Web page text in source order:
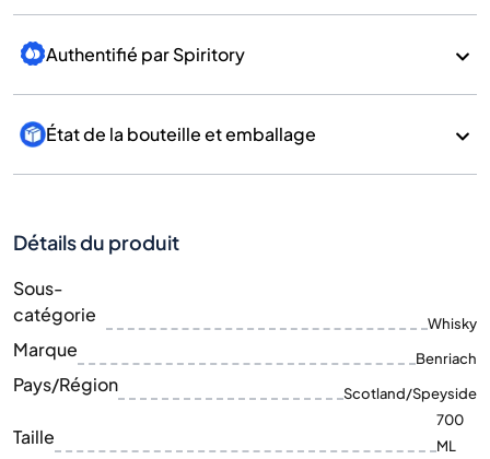
Authentifié par Spiritory
État de la bouteille et emballage
Détails du produit
Sous-
catégorie
Whisky
Marque Benriach
Pays/Région Scotland/Speyside
Taille
700
ML